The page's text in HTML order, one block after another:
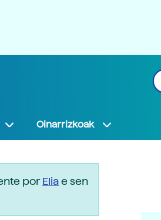
Oinarrizkoak
porEliae sen